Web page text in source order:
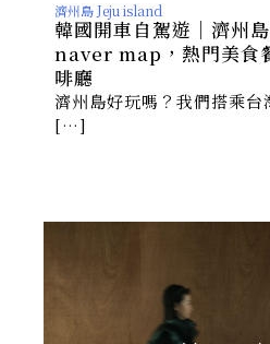
濟州島 Jeju island
韓國開車自駕遊｜濟州
naver map，熱門美食
啡廳
濟州島好玩嗎？我們搭乘台
[…]